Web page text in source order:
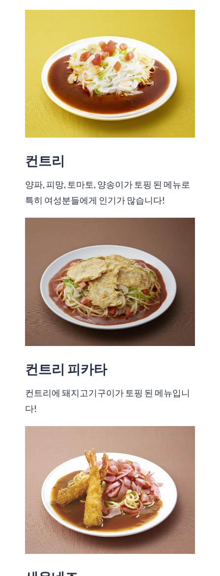
컨트리
양파, 피망, 토마토, 양송이가 토핑 된 메뉴로
특히 여성분들에게 인기가 많습니다!
컨트리 피카타
컨트리에 돼지고기구이가 토핑 된 메뉴입니
다!